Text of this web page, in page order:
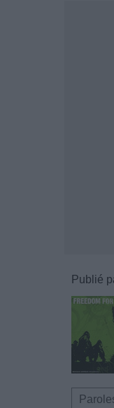
Publié